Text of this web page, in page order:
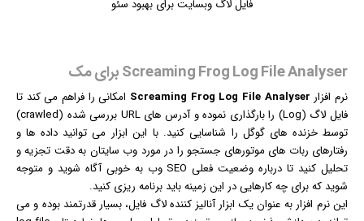
Screaming Frog Log File Analyser برای مک
نرم افزار Screaming Frog Log File Analyser امکانی را فراهم می کند تا
فایل لاگ (Log) را بارگذاری نموده و آدرس های URL بررسی شده (crawled)
توسط خزنده های گوگل را شناسایی کنید. با این ابزار می توانید داده ها و
رفتارهای ربات های موتورهای جستجو را در مورد وب سایتان به دقت تجزیه و
تحلیل کنید تا درباره وضعیت فعلی SEO وب به خوبی آگاه شوید و متوجه
شوید که برای چه کارهایی در این زمینه باید برنامه ریزی کنید.
این نرم افزار به عنوان یک ابزار آنالیز کننده لاگ فایل، بسیار قدرتمند بوده و می